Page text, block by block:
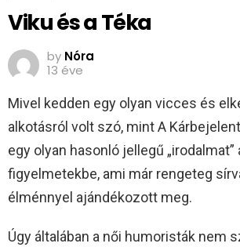
Viku és a Téka
by Nóra
13 éve
Mivel kedden egy olyan vicces és
alkotásról volt szó, mint A
egy olyan hasonló jellegű „irodalmat”
figyelmetekbe, ami már rengeteg
élménnyel ajándékozott meg.
Úgy általában a női humoristák nem